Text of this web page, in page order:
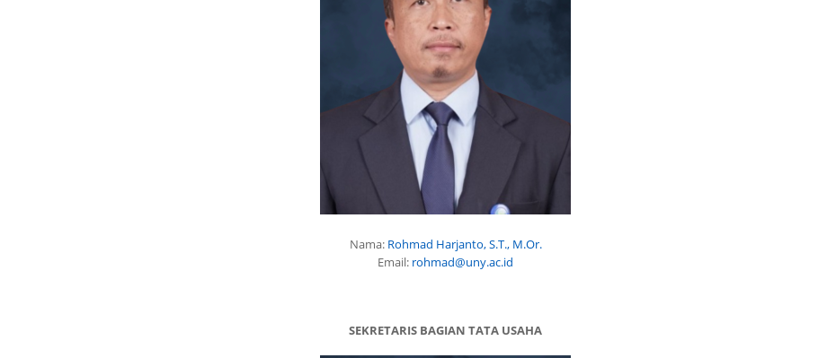
Nama: Rohmad Harjanto, S.T., M.Or.
Email: rohmad@uny.ac.id
SEKRETARIS BAGIAN TATA USAHA